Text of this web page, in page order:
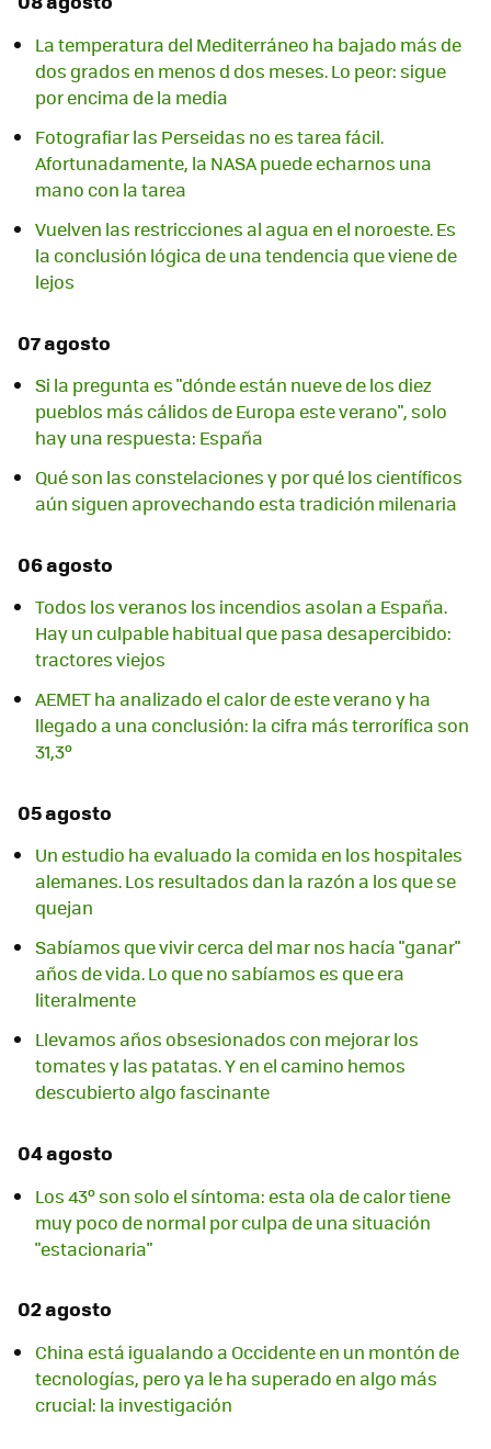
La temperatura del Mediterráneo ha bajado más de
dos grados en menos d dos meses. Lo peor: sigue
por encima de la media
Fotografiar las Perseidas no es tarea fácil.
Afortunadamente, la NASA puede echarnos una
mano con la tarea
Vuelven las restricciones al agua en el noroeste. Es
la conclusión lógica de una tendencia que viene de
lejos
07 agosto
Si la pregunta es "dónde están nueve de los diez
pueblos más cálidos de Europa este verano", solo
hay una respuesta: España
Qué son las constelaciones y por qué los científicos
aún siguen aprovechando esta tradición milenaria
06 agosto
Todos los veranos los incendios asolan a España.
Hay un culpable habitual que pasa desapercibido:
tractores viejos
AEMET ha analizado el calor de este verano y ha
llegado a una conclusión: la cifra más terrorífica son
31,3º
05 agosto
Un estudio ha evaluado la comida en los hospitales
alemanes. Los resultados dan la razón a los que se
quejan
Sabíamos que vivir cerca del mar nos hacía "ganar"
años de vida. Lo que no sabíamos es que era
literalmente
Llevamos años obsesionados con mejorar los
tomates y las patatas. Y en el camino hemos
descubierto algo fascinante
04 agosto
Los 43º son solo el síntoma: esta ola de calor tiene
muy poco de normal por culpa de una situación
"estacionaria"
02 agosto
China está igualando a Occidente en un montón de
tecnologías, pero ya le ha superado en algo más
crucial: la investigación